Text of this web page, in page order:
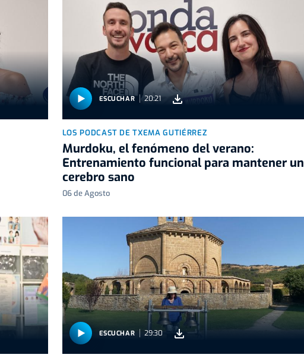
ESCUCHAR 20:21
LOS PODCAST DE TXEMA GUTIÉRREZ
Murdoku, el fenómeno del verano:
Entrenamiento funcional para mantener un
cerebro sano
06 de Agosto
ESCUCHAR 29:30